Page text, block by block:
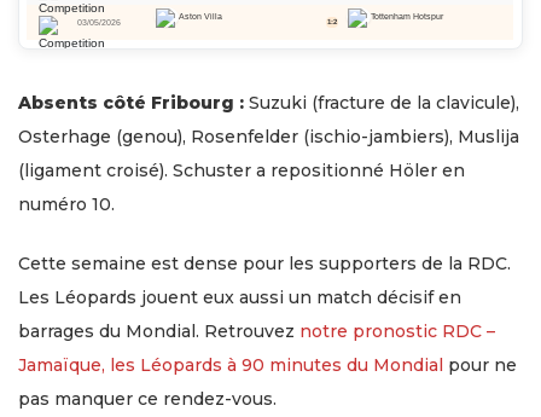
03/05/2026
Aston Villa 1:2 Tottenham Hotspur
Absents côté Fribourg : Suzuki (fracture de la clavicule),
Osterhage (genou), Rosenfelder (ischio-jambiers), Muslija
(ligament croisé). Schuster a repositionné Höler en
numéro 10.
Cette semaine est dense pour les supporters de la RDC.
Les Léopards jouent eux aussi un match décisif en
barrages du Mondial. Retrouvez notre pronostic RDC –
Jamaïque, les Léopards à 90 minutes du Mondial pour ne
pas manquer ce rendez-vous.